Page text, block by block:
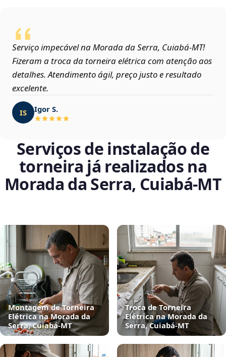
Serviço impecável na Morada da Serra, Cuiabá‑MT!
Fizeram a troca da torneira elétrica com atenção aos
detalhes. Atendimento ágil, preço justo e resultado
excelente.
IS Igor S.
Serviços de instalação de
torneira já realizados na
Morada da Serra, Cuiabá‑MT
Montagem de Torneira
Elétrica na Morada da
Serra, Cuiabá‑MT
Troca de Torneira
Elétrica na Morada da
Serra, Cuiabá‑MT